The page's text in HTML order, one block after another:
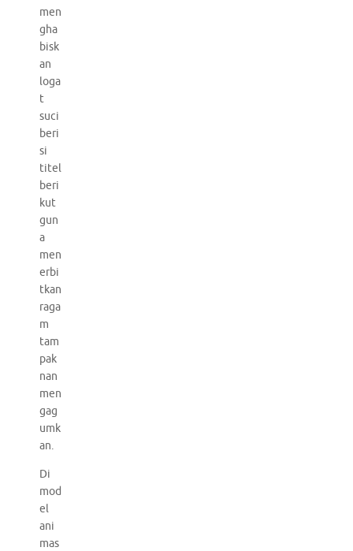
men
gha
bisk
an
loga
t
suci
beri
si
titel
beri
kut
gun
a
men
erbi
tkan
raga
m
tam
pak
nan
men
gag
umk
an.
Di
mod
el
ani
mas